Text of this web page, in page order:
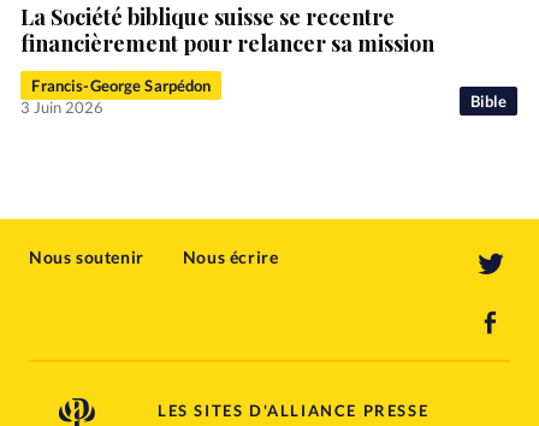
Bible
La Société biblique suisse se recentre
financièrement pour relancer sa mission
Francis-George Sarpédon
3 Juin 2026
Nous soutenir Nous écrire
LES SITES D'ALLIANCE PRESSE